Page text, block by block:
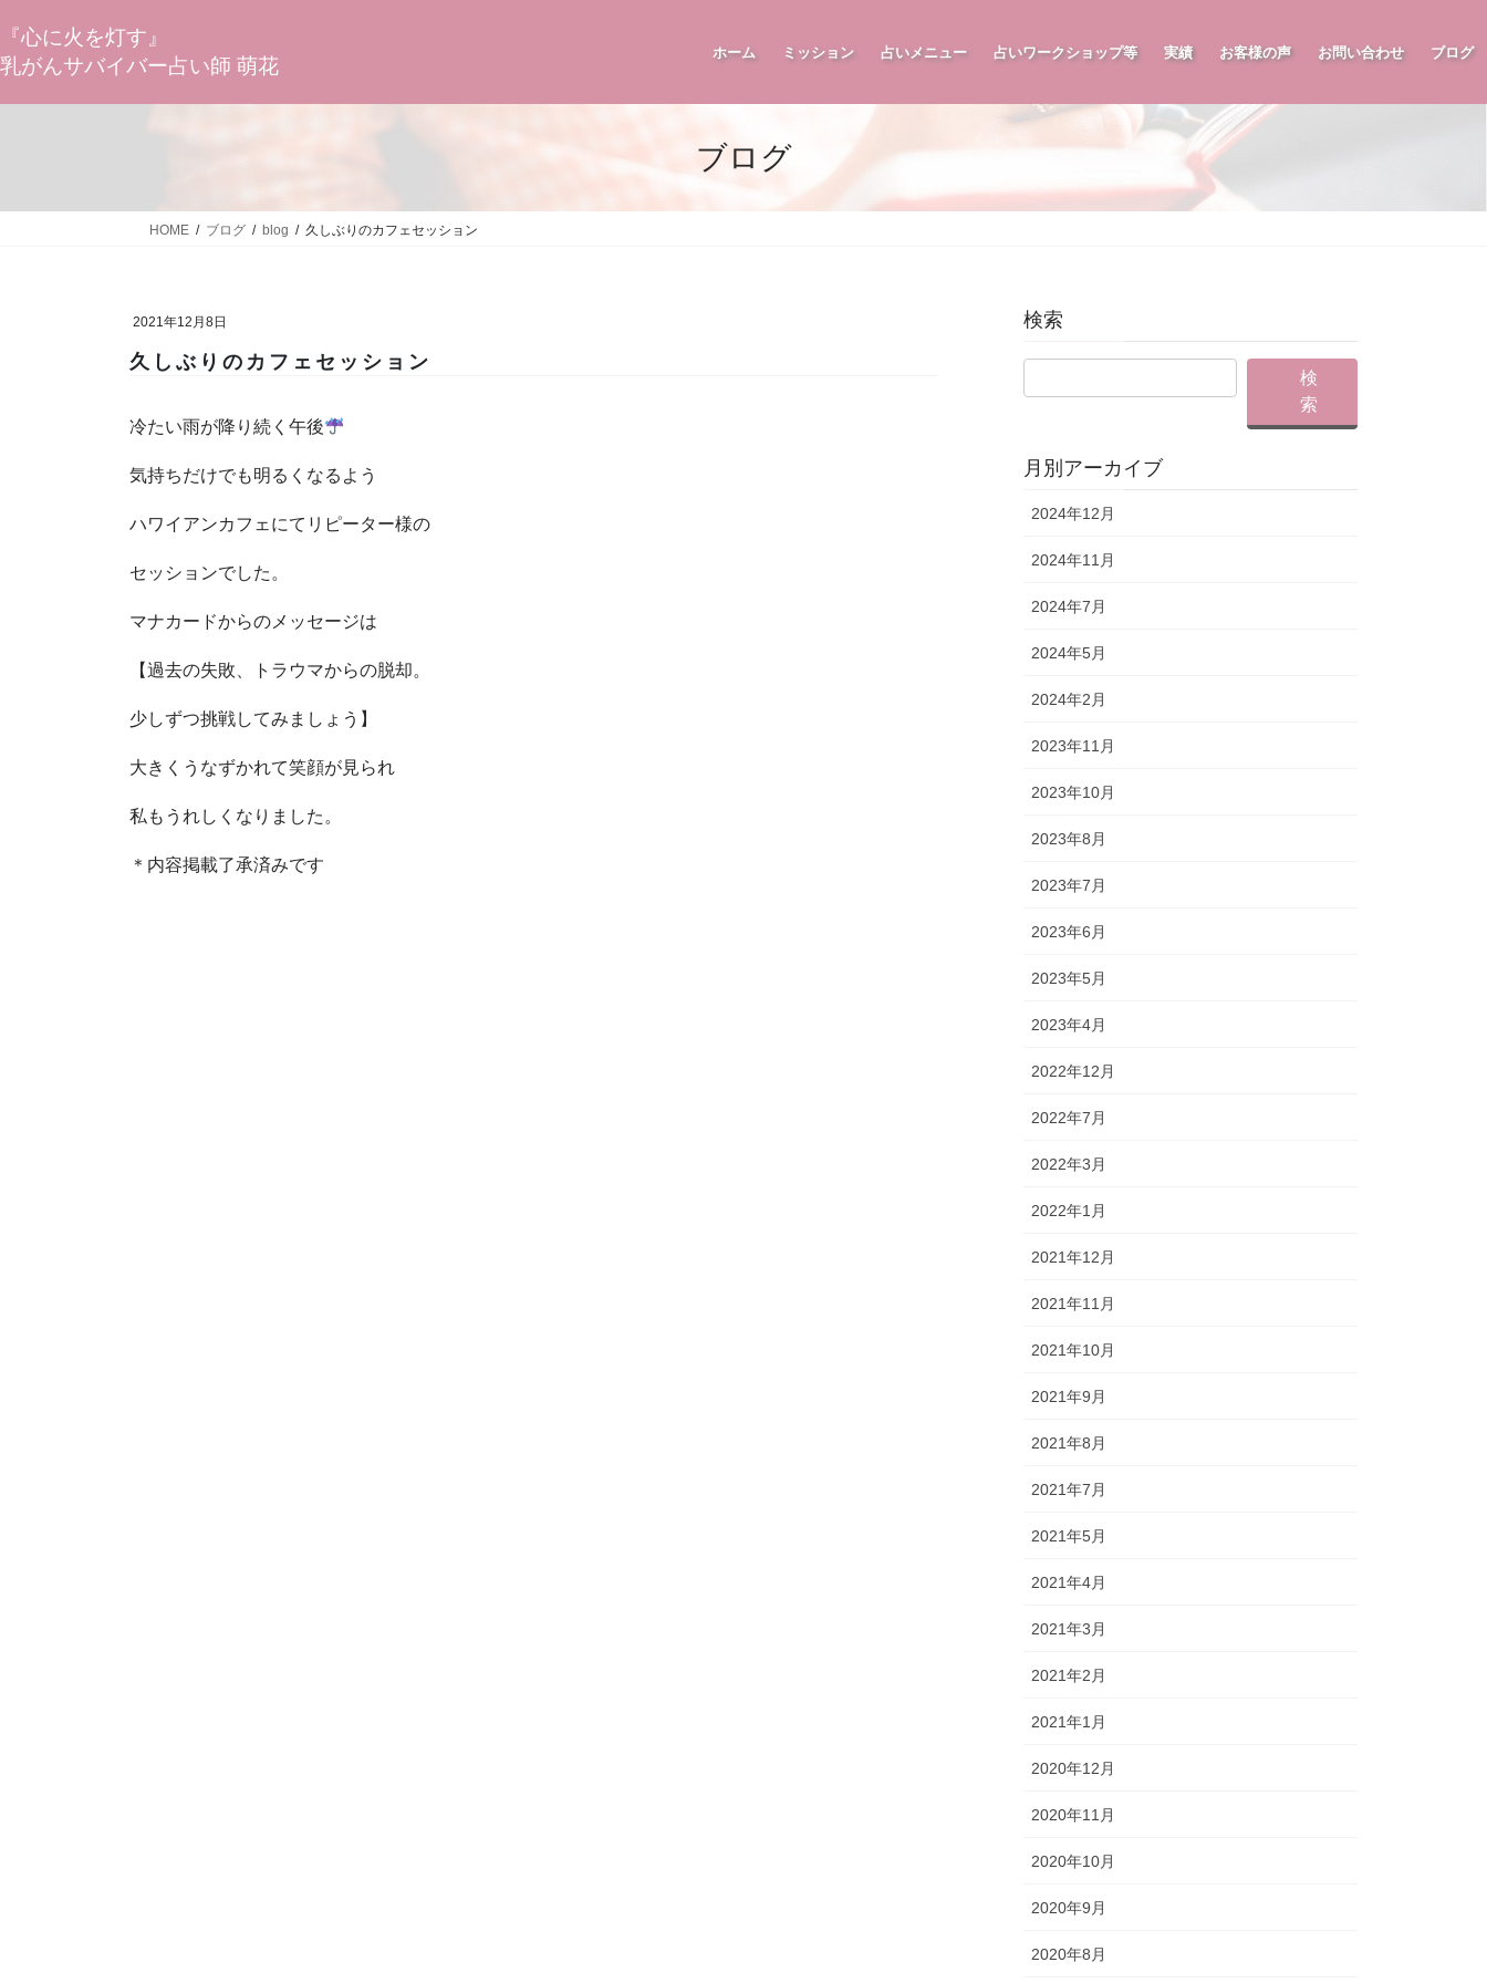
ン
テ
ツ
ビ
ゲ
シ
『心に火を灯す』
乳がんサバイバー占い師 萌花
ホーム ミッション 占いメニュー 占いワークショップ等 実績 お客様の声 お問い合わせ ブログ
ブログ
HOME ブログ blog 久しぶりのカフェセッション
2021年12月8日
久しぶりのカフェセッション
冷たい雨が降り続く午後
気持ちだけでも明るくなるよう
ハワイアンカフェにてリピーター様の
セッションでした。
マナカードからのメッセージは
【過去の失敗、トラウマからの脱却。
少しずつ挑戦してみましょう】
大きくうなずかれて笑顔が見られ
私もうれしくなりました。
＊内容掲載了承済みです
検索
月別アーカイブ
2024年12月
2024年11月
2024年7月
2024年5月
2024年2月
2023年11月
2023年10月
2023年8月
2023年7月
2023年6月
2023年5月
2023年4月
2022年12月
2022年7月
2022年3月
2022年1月
2021年12月
2021年11月
2021年10月
2021年9月
2021年8月
2021年7月
2021年5月
2021年4月
2021年3月
2021年2月
2021年1月
2020年12月
2020年11月
2020年10月
2020年9月
2020年8月